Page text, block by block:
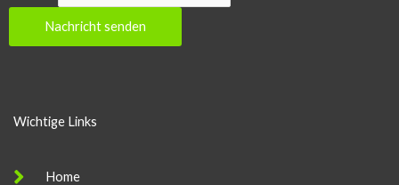
Nachricht senden
Wichtige Links
Home